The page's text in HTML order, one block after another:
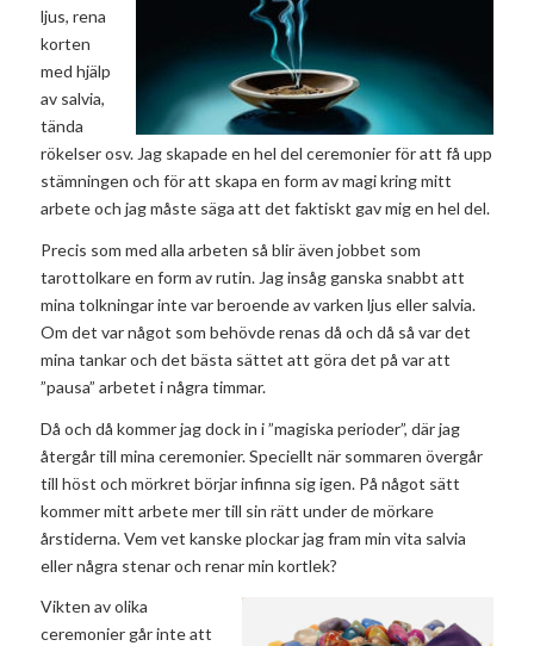
ljus, rena
korten
med hjälp
av salvia,
tända
rökelser osv. Jag skapade en hel del ceremonier för att få upp
stämningen och för att skapa en form av magi kring mitt
arbete och jag måste säga att det faktiskt gav mig en hel del.
Precis som med alla arbeten så blir även jobbet som
tarottolkare en form av rutin. Jag insåg ganska snabbt att
mina tolkningar inte var beroende av varken ljus eller salvia.
Om det var något som behövde renas då och då så var det
mina tankar och det bästa sättet att göra det på var att
”pausa” arbetet i några timmar.
Då och då kommer jag dock in i ”magiska perioder”, där jag
återgår till mina ceremonier. Speciellt när sommaren övergår
till höst och mörkret börjar infinna sig igen. På något sätt
kommer mitt arbete mer till sin rätt under de mörkare
årstiderna. Vem vet kanske plockar jag fram min vita salvia
eller några stenar och renar min kortlek?
Vikten av olika
ceremonier går inte att